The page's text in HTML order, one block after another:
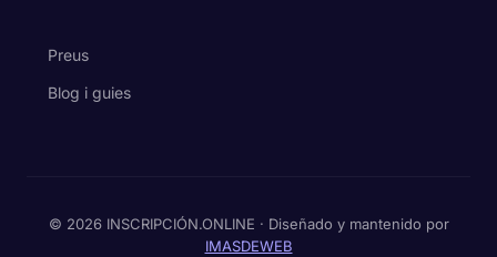
Preus
Blog i guies
© 2026 INSCRIPCIÓN.ONLINE · Diseñado y mantenido por
IMASDEWEB